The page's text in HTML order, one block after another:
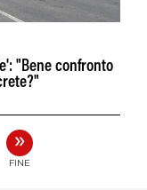
"Bene confronto
»
FINE